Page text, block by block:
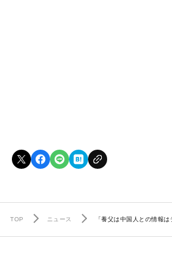
TOP ニュース 「養父は中国人との情報